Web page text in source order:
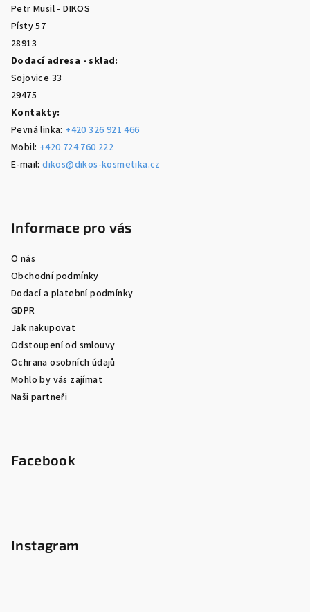
Petr Musil - DIKOS
Písty 57
28913
Dodací adresa - sklad:
Sojovice 33
29475
Kontakty:
Pevná linka: +420 326 921 466
Mobil: +420 724 760 222
E-mail:dikos@dikos-kosmetika.cz
Informace pro vás
O nás
Obchodní podmínky
Dodací a platební podmínky
GDPR
Jak nakupovat
Odstoupení od smlouvy
Ochrana osobních údajů
Mohlo by vás zajímat
Naši partneři
Facebook
Instagram